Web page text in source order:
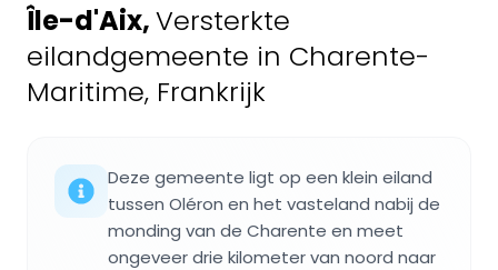
Île-d'Aix,Versterkte
eilandgemeente in Charente-
Maritime, Frankrijk
Deze gemeente ligt op een klein eiland
tussen Oléron en het vasteland nabij de
monding van de Charente en meet
ongeveer drie kilometer van noord naar